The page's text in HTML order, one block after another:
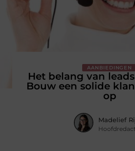
AANBIEDINGEN
Het belang van
Bouw een solide
op
Madelief